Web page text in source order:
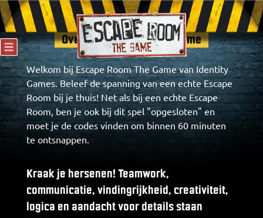
Escape Room The Game
Over Escape Room The Game
Welkom bij Escape Room The Game van Identity
Games. Beleef de spanning van een echte Escape
Room bij je thuis! Net als bij een echte Escape
Room, ben je ook bij dit spel "opgesloten" en
moet je de codes vinden om binnen 60 minuten
te ontsnappen.
Kraak je hersenen! Teamwork,
communicatie, vindingrijkheid, creativiteit,
logica en aandacht voor details staan